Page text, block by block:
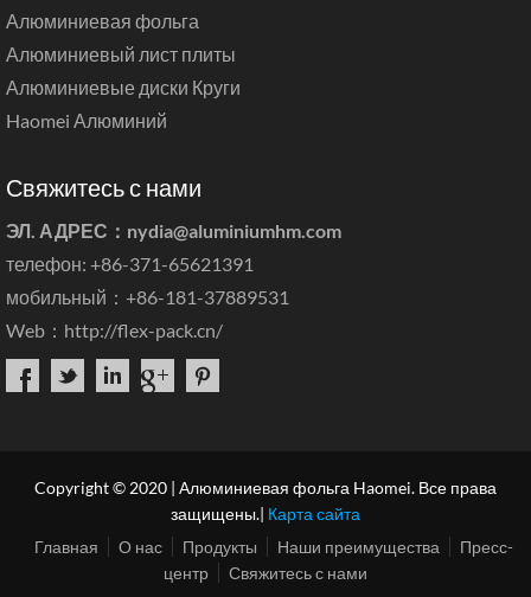
Алюминиевая фольга
Алюминиевый лист плиты
Алюминиевые диски Круги
Haomei Алюминий
Свяжитесь с нами
ЭЛ. АДРЕС： nydia@aluminiumhm.com
телефон: +86-371-65621391
мобильный：+86-181-37889531
Web： http://flex-pack.cn/
Copyright © 2020 | Алюминиевая фольга Haomei. Все права
защищены.| Карта сайта
Главная
О нас Продукты Наши преимущества
Пресс-
центр
Свяжитесь с нами